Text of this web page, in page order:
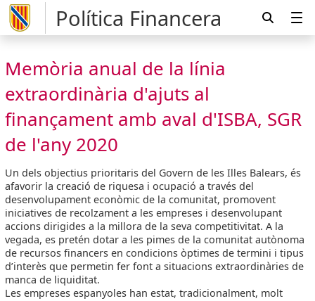
Política Financera
Memòria anual de la línia
extraordinària d'ajuts al
finançament amb aval d'ISBA, SGR
de l'any 2020
Un dels objectius prioritaris del Govern de les Illes Balears, és
afavorir la creació de riquesa i ocupació a través del
desenvolupament econòmic de la comunitat, promovent
iniciatives de recolzament a les empreses i desenvolupant
accions dirigides a la millora de la seva competitivitat. A la
vegada, es pretén dotar a les pimes de la comunitat autònoma
de recursos financers en condicions òptimes de termini i tipus
d’interès que permetin fer font a situacions extraordinàries de
manca de liquiditat.
Les empreses espanyoles han estat, tradicionalment, molt